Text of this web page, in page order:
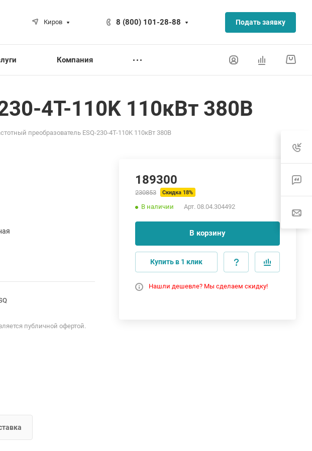
Киров 8 (800) 101-28-88 Подать заявку
Компания
4T-110K 110кВт 380В
преобразователь ESQ-230-4T-110K 110кВт 380В
189300
230853 Скидка 18%
В наличии Арт. 08.04.304492
В корзину
Купить в 1 клик
Нашли дешевле? Мы сделаем скидку!
публичной офертой.